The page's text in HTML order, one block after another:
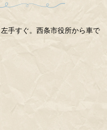
手すぐ。西条市役所から車で